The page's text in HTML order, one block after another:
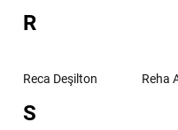
R
Reca Deşilton Reha
S